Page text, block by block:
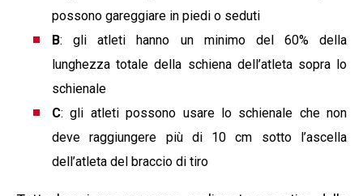
possono gareggiare in piedi o seduti
B: gli atleti hanno un minimo del 60% della
lunghezza totale della schiena dell’atleta sopra lo
schienale
C: gli atleti possono usare lo schienale che non
deve raggiungere più di 10 cm sotto l’ascella
dell’atleta del braccio di tiro